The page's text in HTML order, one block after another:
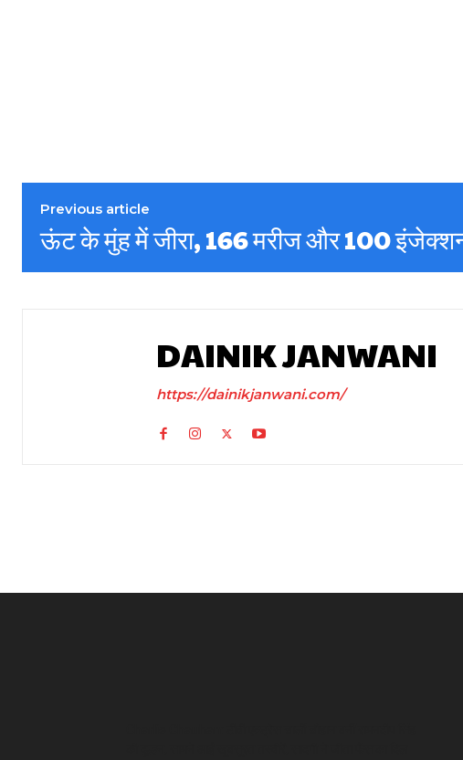
Previous article
ऊंट के मुंह में जीरा, 166 मरीज और 100
DAINIK JANWANI
https://dainikjanwani.com/